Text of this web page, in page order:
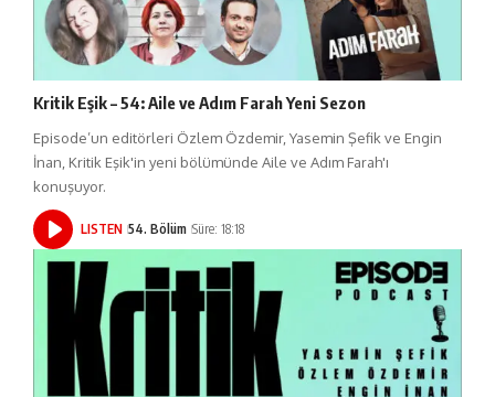
Kritik Eşik – 54: Aile ve Adım Farah Yeni Sezon
Episode’un editörleri Özlem Özdemir, Yasemin Şefik ve Engin
İnan, Kritik Eşik'in yeni bölümünde Aile ve Adım Farah'ı
konuşuyor.
LISTEN 54. Bölüm Süre: 18:18